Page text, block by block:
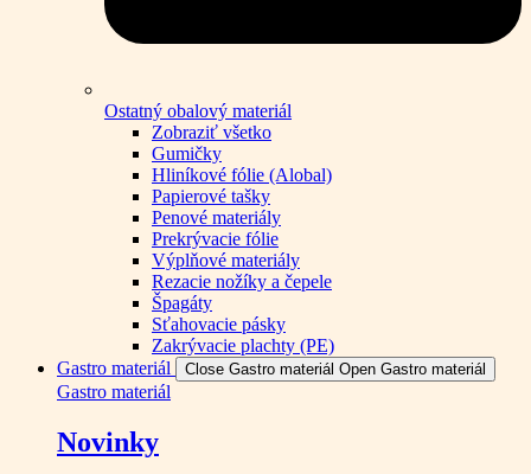
Ostatný obalový materiál
Zobraziť všetko
Gumičky
Hliníkové fólie (Alobal)
Papierové tašky
Penové materiály
Prekrývacie fólie
Výplňové materiály
Rezacie nožíky a čepele
Špagáty
Sťahovacie pásky
Zakrývacie plachty (PE)
Gastro materiál
Close Gastro materiál Open Gastro materiál
Gastro materiál
Novinky